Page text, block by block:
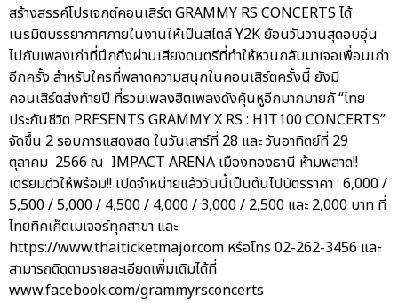
สร้างสรรค์โปรเจกต์คอนเสิร์ต GRAMMY RS CONCERTS ได้
เนรมิตบรรยากาศภายในงานให้เป็นสไตล์ Y2K ย้อนวันวานสุดอบอุ่น
ไปกับเพลงเก่าที่นึกถึงผ่านเสียงดนตรีที่ทำให้หวนกลับมาเจอเพื่อนเก่า
อีกครั้ง สำหรับใครที่พลาดความสนุกในคอนเสิร์ตครั้งนี้ ยังมี
คอนเสิร์ตส่งท้ายปี ที่รวมเพลงฮิตเพลงดังคุ้นหูอีกมากมายกั “ไทย
ประกันชีวิต PRESENTS GRAMMY X RS : HIT100 CONCERTS”
จัดขึ้น 2 รอบการแสดงสด ในวันเสาร์ที่ 28 และ วันอาทิตย์ที่ 29
ตุลาคม 2566 ณ IMPACT ARENA เมืองทองธานี ห้ามพลาด!!
เตรียมตัวให้พร้อม!! เปิดจำหน่ายแล้ววันนี้เป็นต้นไปบัตรราคา : 6,000 /
5,500 / 5,000 / 4,500 / 4,000 / 3,000 / 2,500 และ 2,000 บาท ที่
ไทยทิคเก็ตเมเจอร์ทุกสาขา และ
https://www.thaiticketmajor.com หรือโทร 02-262-3456 และ
สามารถติดตามรายละเอียดเพิ่มเติมได้ที่
www.facebook.com/grammyrsconcerts